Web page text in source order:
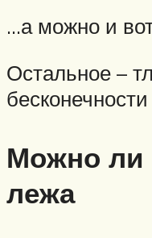
…а можно и
Остальное –
Можно ли
лежа